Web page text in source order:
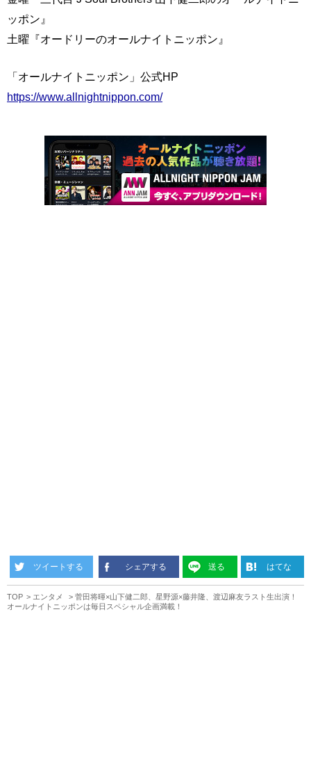
ッポン』
土曜『オードリーのオールナイトニッポン』
「オールナイトニッポン」公式HP
https://www.allnightnippon.com/
ツイートする シェアする 送る はてな
TOP エンタメ
菅田将暉×山下健二郎、星野源×藤井隆、渡辺麻友ラスト生出演！
オールナイトニッポンは毎日スペシャル企画満載！